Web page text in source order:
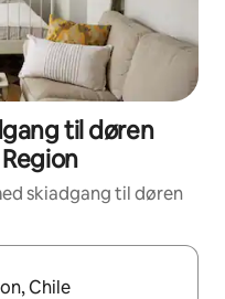
til døren
skiadgang til døren
du navigere med